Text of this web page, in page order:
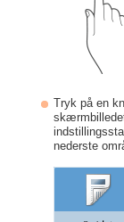
Tryk på en
nederste